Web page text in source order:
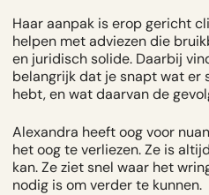
Haar aanpak is erop gericht
helpen met adviezen die
en juridisch solide. Daarbij
belangrijk dat je snapt wat er
hebt, en wat daarvan de
Alexandra heeft oog voor
het oog te verliezen. Ze is
kan. Ze ziet snel waar het
nodig is om verder te kunnen.